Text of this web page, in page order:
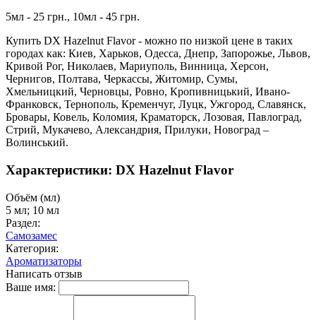
5мл - 25 грн., 10мл - 45 грн.
Купить DX Hazelnut Flavor - можно по низкой цене в таких
городах как: Киев, Харьков, Одесса, Днепр, Запорожье, Львов,
Кривой Рог, Николаев, Мариуполь, Винница, Херсон,
Чернигов, Полтава, Черкассы, Житомир, Сумы,
Хмельницкий, Черновцы, Ровно, Кропивницький, Ивано-
Франковск, Тернополь, Кременчуг, Луцк, Ужгород, Славянск,
Бровары, Ковель, Коломия, Краматорск, Лозовая, Павлоград,
Стрий, Мукачево, Александрия, Прилуки, Новоград –
Волинський.
Характеристики: DX Hazelnut Flavor
Объём (мл)
5 мл; 10 мл
Раздел:
Самозамес
Категория:
Ароматизаторы
Написать отзыв
Ваше имя: